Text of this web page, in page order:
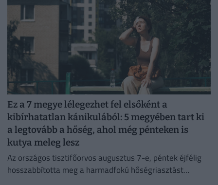
Ez a 7 megye lélegezhet fel elsőként a
kibírhatatlan kánikulából: 5 megyében tart ki
a legtovább a hőség, ahol még pénteken is
kutya meleg lesz
Az országos tisztifőorvos augusztus 7-e, péntek éjfélig
hosszabbította meg a harmadfokú hőségriasztást